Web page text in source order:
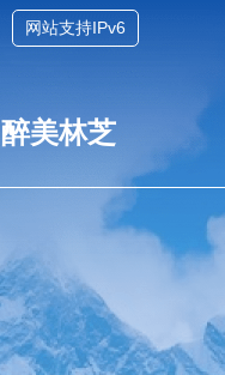
网站支持IPv6
醉美林芝